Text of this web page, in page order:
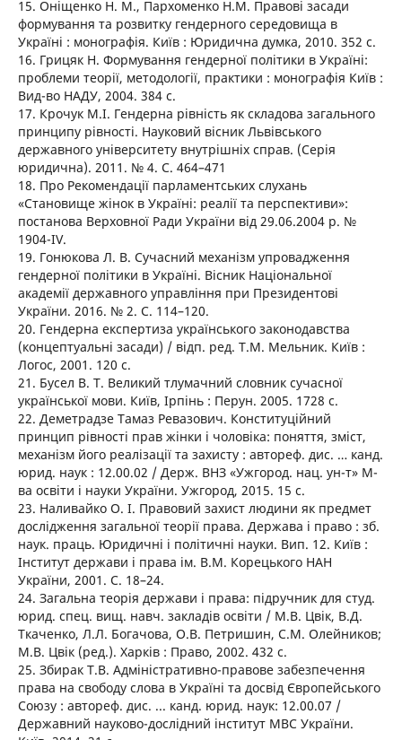
15. Оніщенко Н. М., Пархоменко Н.М. Правові засади
формування та розвитку гендерного середовища в
Україні : монографія. Київ : Юридична думка, 2010. 352 с.
16. Грицяк Н. Формування гендерної політики в Україні:
проблеми теорії, методології, практики : монографія Київ :
Вид-во НАДУ, 2004. 384 с.
17. Крочук М.І. Гендерна рівність як складова загального
принципу рівності. Науковий вісник Львівського
державного університету внутрішніх справ. (Серія
юридична). 2011. № 4. С. 464–471
18. Про Рекомендації парламентських слухань
«Становище жінок в Україні: реалії та перспективи»:
постанова Верховної Ради України від 29.06.2004 р. №
1904-IV.
19. Гонюкова Л. В. Сучасний механізм упровадження
гендерної політики в Україні. Вісник Національної
академії державного управління при Президентові
України. 2016. № 2. С. 114–120.
20. Гендерна експертиза українського законодавства
(концептуальні засади) / відп. ред. Т.М. Мельник. Київ :
Логос, 2001. 120 с.
21. Бусел В. Т. Великий тлумачний словник сучасної
української мови. Київ, Ірпінь : Перун. 2005. 1728 с.
22. Деметрадзе Тамаз Ревазович. Конституційний
принцип рівності прав жінки і чоловіка: поняття, зміст,
механізм його реалізації та захисту : автореф. дис. … канд.
юрид. наук : 12.00.02 / Держ. ВНЗ «Ужгород. нац. ун-т» М-
ва освіти і науки України. Ужгород, 2015. 15 с.
23. Наливайко О. І. Правовий захист людини як предмет
дослідження загальної теорії права. Держава і право : зб.
наук. праць. Юридичні і політичні науки. Вип. 12. Київ :
Інститут держави і права ім. В.М. Корецького НАН
України, 2001. С. 18–24.
24. Загальна теорія держави і права: підручник для студ.
юрид. спец. вищ. навч. закладів освіти / М.В. Цвік, В.Д.
Ткаченко, Л.Л. Богачова, О.В. Петришин, С.М. Олейников;
М.В. Цвік (ред.). Харків : Право, 2002. 432 с.
25. Збирак Т.В. Адміністративно-правове забезпечення
права на свободу слова в Україні та досвід Європейського
Союзу : автореф. дис. ... канд. юрид. наук: 12.00.07 /
Державний науково-дослідний інститут МВС України.